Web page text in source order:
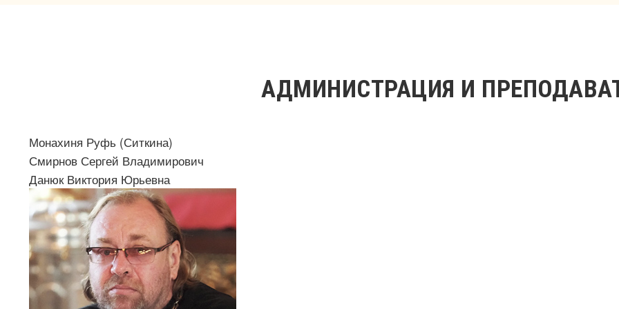
АДМИНИСТРАЦИЯ И
Монахиня Руфь (Ситкина)
Смирнов Сергей Владимирович
Данюк Виктория Юрьевна